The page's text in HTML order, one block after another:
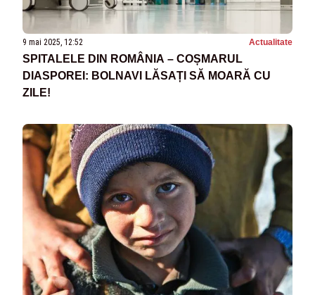
9 mai 2025, 12:52 Actualitate
SPITALELE DIN ROMÂNIA – COȘMARUL
DIASPOREI: BOLNAVI LĂSAȚI SĂ MOARĂ CU
ZILE!